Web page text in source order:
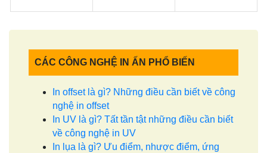
CÁC CÔNG NGHỆ IN ẤN PHỔ BIẾN
In offset là gì? Những điều cần biết về công
nghệ in offset
In UV là gì? Tất tần tật những điều cần biết
về công nghệ in UV
In lụa là gì? Ưu điểm, nhược điểm, ứng